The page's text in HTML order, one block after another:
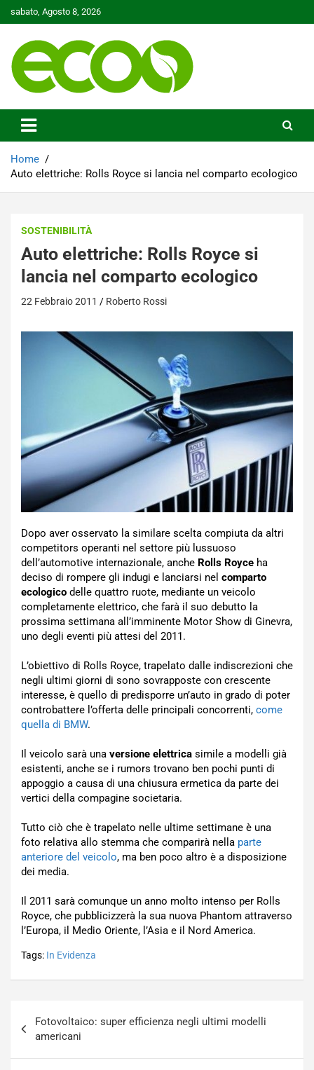
to
sabato, Agosto 8, 2026
Ecoo.it
Home
Auto elettriche: Rolls Royce si lancia nel comparto ecologico
SOSTENIBILITÀ
Auto elettriche: Rolls Royce si
lancia nel comparto ecologico
22 Febbraio 2011 Roberto Rossi
Dopo aver osservato la similare scelta compiuta da altri
competitors operanti nel settore più lussuoso
dell’automotive internazionale, anche Rolls Royce ha
deciso di rompere gli indugi e lanciarsi nel comparto
ecologico delle quattro ruote, mediante un veicolo
completamente elettrico, che farà il suo debutto la
prossima settimana all’imminente Motor Show di Ginevra,
uno degli eventi più attesi del 2011.
L’obiettivo di Rolls Royce, trapelato dalle indiscrezioni che
negli ultimi giorni di sono sovrapposte con crescente
interesse, è quello di predisporre un’auto in grado di poter
controbattere l’offerta delle principali concorrenti, come
quella di BMW.
Il veicolo sarà una versione elettrica simile a modelli già
esistenti, anche se i rumors trovano ben pochi punti di
appoggio a causa di una chiusura ermetica da parte dei
vertici della compagine societaria.
Tutto ciò che è trapelato nelle ultime settimane è una
foto relativa allo stemma che comparirà nella parte
anteriore del veicolo, ma ben poco altro è a disposizione
dei media.
Il 2011 sarà comunque un anno molto intenso per Rolls
Royce, che pubblicizzerà la sua nuova Phantom attraverso
l’Europa, il Medio Oriente, l’Asia e il Nord America.
Tags: In Evidenza
articoli
Fotovoltaico: super efficienza negli ultimi modelli
americani